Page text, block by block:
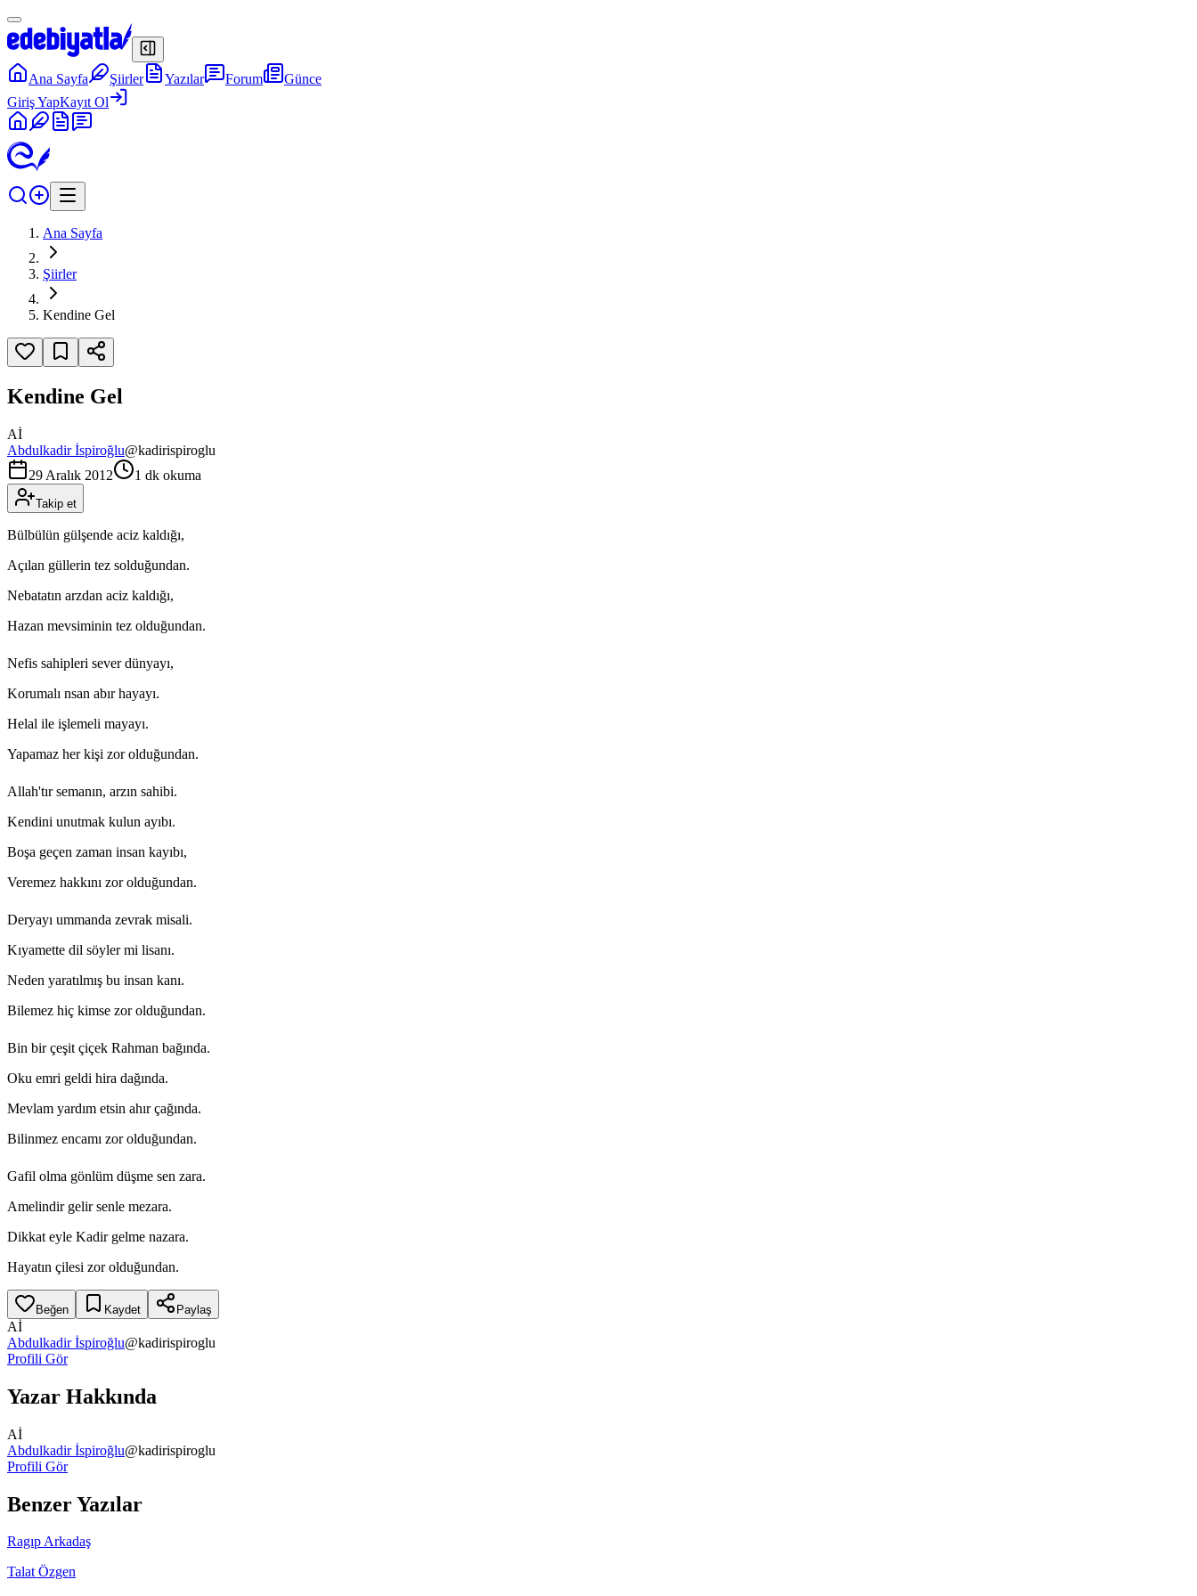
Ana Sayfa Şiirler Yazılar Forum
Günce
Giriş YapKayıt Ol
Ana Sayfa
Şiirler
Kendine Gel
Kendine Gel
Aİ
Abdulkadir İspiroğlu@kadirispiroglu
29 Aralık 2012
1 dk okuma
Takip et
Bülbülün gülşende aciz kaldığı,
Açılan güllerin tez solduğundan.
Nebatatın arzdan aciz kaldığı,
Hazan mevsiminin tez olduğundan.
Nefis sahipleri sever dünyayı,
Korumalı nsan abır hayayı.
Helal ile işlemeli mayayı.
Yapamaz her kişi zor olduğundan.
Allah'tır semanın, arzın sahibi.
Kendini unutmak kulun ayıbı.
Boşa geçen zaman insan kayıbı,
Veremez hakkını zor olduğundan.
Deryayı ummanda zevrak misali.
Kıyamette dil söyler mi lisanı.
Neden yaratılmış bu insan kanı.
Bilemez hiç kimse zor olduğundan.
Bin bir çeşit çiçek Rahman bağında.
Oku emri geldi hira dağında.
Mevlam yardım etsin ahır çağında.
Bilinmez encamı zor olduğundan.
Gafil olma gönlüm düşme sen zara.
Amelindir gelir senle mezara.
Dikkat eyle Kadir gelme nazara.
Hayatın çilesi zor olduğundan.
Beğen Kaydet Paylaş
Aİ
Abdulkadir İspiroğlu@kadirispiroglu
Profili Gör
Yazar Hakkında
Aİ
Abdulkadir İspiroğlu@kadirispiroglu
Profili Gör
Benzer Yazılar
Ragıp Arkadaş
Talat Özgen